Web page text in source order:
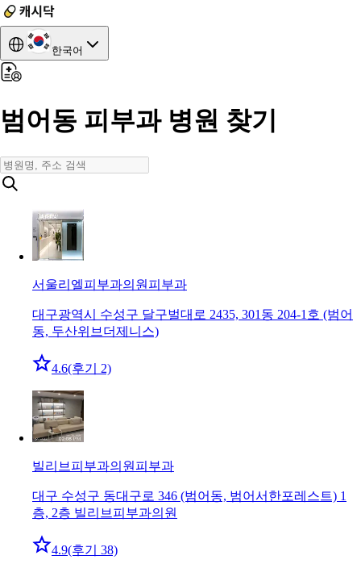
한국어
범어동 피부과 병원 찾기
서울리엘피부과의원 피부과
대구광역시 수성구 달구벌대로 2435, 301동 204-1호 (범어
동, 두산위브더제니스)
4.6(후기 2)
빌리브피부과의원 피부과
대구 수성구 동대구로 346 (범어동, 범어서한포레스트) 1
층, 2층 빌리브피부과의원
4.9(후기 38)